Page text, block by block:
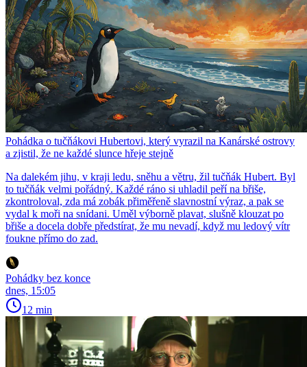
Pohádka o tučňákovi Hubertovi, který vyrazil na Kanárské ostrovy
a zjistil, že ne každé slunce hřeje stejně
Na dalekém jihu, v kraji ledu, sněhu a větru, žil tučňák Hubert. Byl
to tučňák velmi pořádný. Každé ráno si uhladil peří na břiše,
zkontroloval, zda má zobák přiměřeně slavnostní výraz, a pak se
vydal k moři na snídani. Uměl výborně plavat, slušně klouzat po
břiše a docela dobře předstírat, že mu nevadí, když mu ledový vítr
foukne přímo do zad.
Pohádky bez konce
dnes, 15:05
12 min